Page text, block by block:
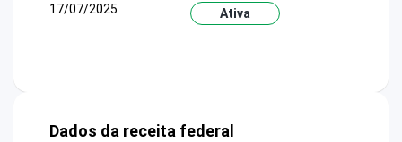
17/07/2025
Ativa
Dados da receita federal